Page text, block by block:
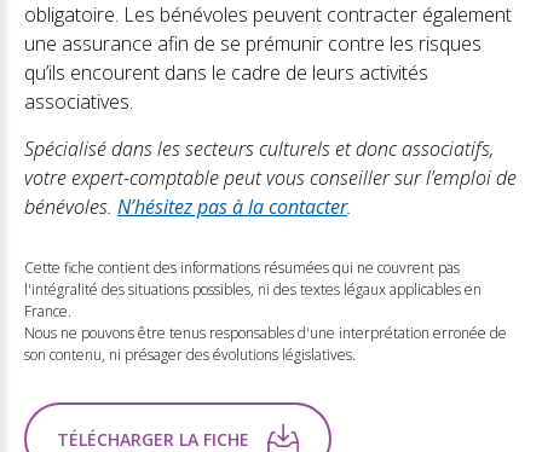
obligatoire. Les bénévoles peuvent contracter également
une assurance afin de se prémunir contre les risques
qu’ils encourent dans le cadre de leurs activités
associatives.
Spécialisé dans les secteurs culturels et donc associatifs,
votre expert-comptable peut vous conseiller sur l’emploi de
bénévoles. N’hésitez pas à la contacter.
Cette fiche contient des informations résumées qui ne couvrent pas
l'intégralité des situations possibles, ni des textes légaux applicables en
France.
Nous ne pouvons être tenus responsables d'une interprétation erronée de
son contenu, ni présager des évolutions législatives.
TÉLÉCHARGER LA FICHE